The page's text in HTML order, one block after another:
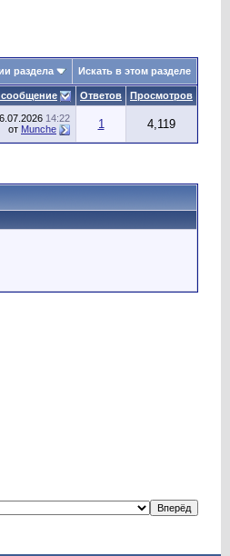
раздела Искать в этом разделе
Ответов Просмотров
14:22
от Munche 1 4,119